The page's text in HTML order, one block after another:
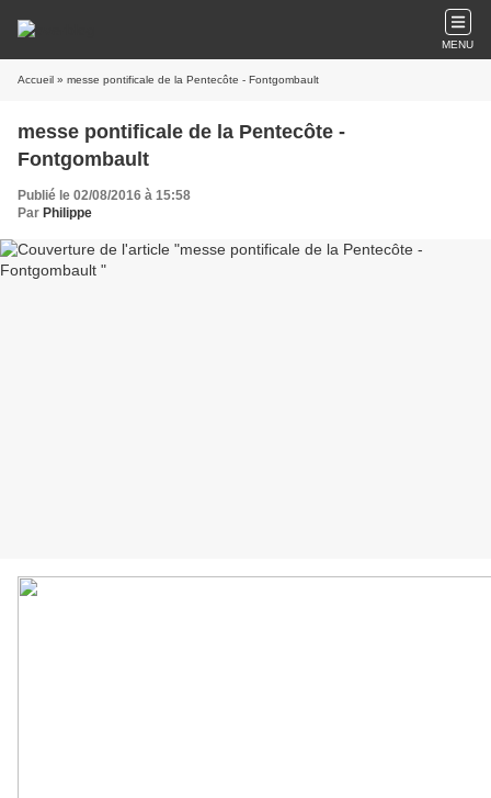
MENU
Accueil » messe pontificale de la Pentecôte - Fontgombault
messe pontificale de la Pentecôte -
Fontgombault
Publié le 02/08/2016 à 15:58
Par Philippe